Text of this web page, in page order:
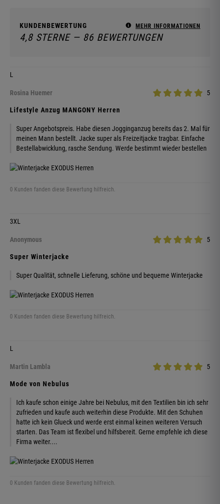
KUNDENBEWERTUNG MEHR INFORMATIONEN
4,8 STERNE — 86 BEWERTUNGEN
L
Rosina Huemer 5
Lifestyle Anzug MANGONY Herren
Super Angebotspreis. Habe diesen Jogginganzug bereits das 2. Mal für
meinen Mann bestellt. Jacke super als Freizeitjacke tragbar. Einfache
Bestellabwicklung, rasche Sendung. Werde bestimmt wieder bestellen
0 Kunden fanden diese Bewertung hilfreich.
3XL
Anonymous 5
Super Winterjacke
Super Qualität, schnelle Lieferung, schöne und bequeme Winterjacke
0 Kunden fanden diese Bewertung hilfreich.
L
Martin Lambla 5
Mode von Nebulus
Ich kaufe schon einige Jahre bei Nebulus, mit den Textilien bin ich sehr
zufrieden und kaufe auch weiterhin diese Produkte. Mit den Schuhen
hatte ich kein Glueck und werde erst einmal keinen weiteren Versuch
starten. Das Team ist flexibel und hilfsbereit. Gerne empfehle ich diese
Firma weiter....
0 Kunden fanden diese Bewertung hilfreich.